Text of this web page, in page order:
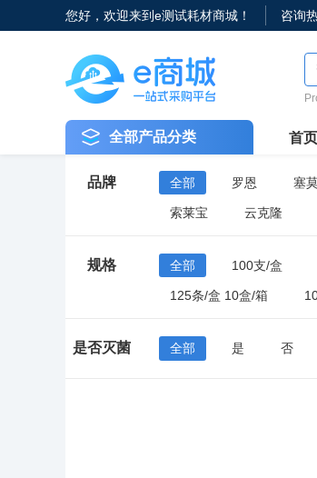
您好，欢迎来到e测试耗材商城！ 咨询
全部产品分类 首页
品牌 全部 罗恩 塞
索莱宝 云克隆
规格 全部 100支/盒
125条/盒 10盒/箱
96支/盒 10盒/中盒 50盒/箱
是否灭菌 全部 是 否